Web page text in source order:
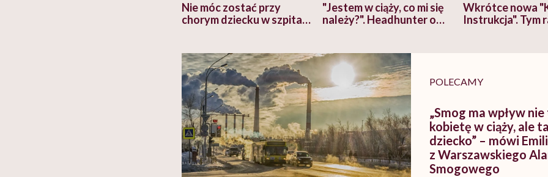
Nie móc zostać przy
chorym dziecku w szpitalu
głupota i brak wyobraźni"
"Jestem w ciąży, co mi się
należy?". Headhunter o
pracy
Wkrótce nowa
Instrukcja". Tym
POLECAMY
„Smog ma wpływ
kobietę w ciąży, ale
dziecko” – mówi
z Warszawskiego
Smogowego